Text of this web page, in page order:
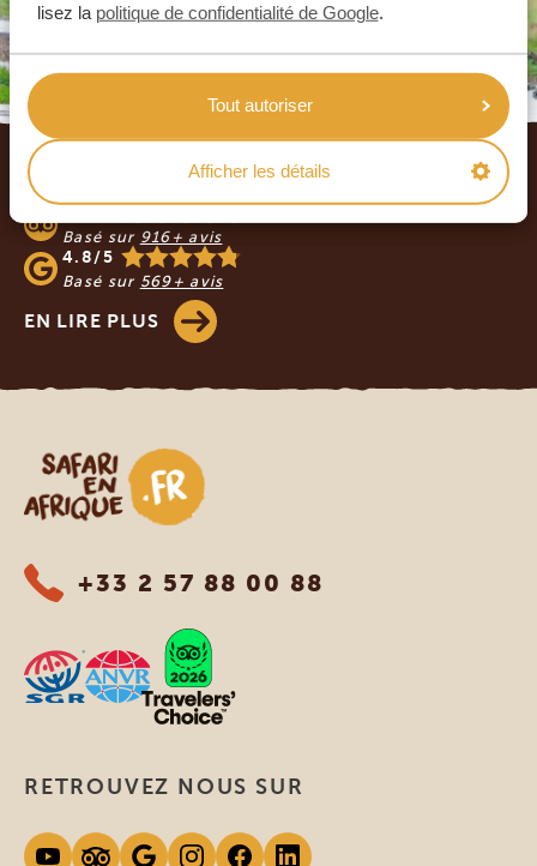
lisez la politique de confidentialité de Google.
Tout autoriser
Afficher les détails
Footer
NOS CLIENTS NOUS RECOMMANDENT
Basé sur 916+ avis
4.8/5
Basé sur 569+ avis
EN LIRE PLUS
Safari en Afrique
+33 2 57 88 00 88
RETROUVEZ NOUS SUR